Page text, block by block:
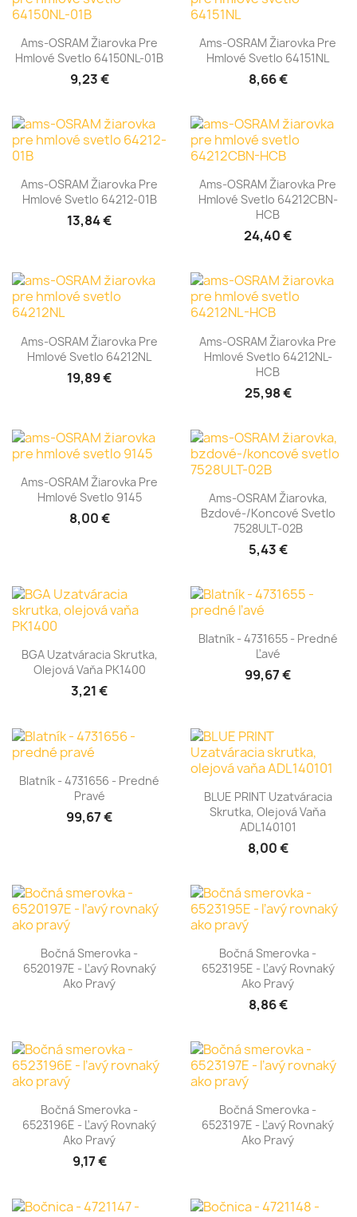
Ams-OSRAM Žiarovka Pre
Hmlové Svetlo 64150NL-01B
9,23 €
Ams-OSRAM Žiarovka Pre
Hmlové Svetlo 64151NL
8,66 €
Ams-OSRAM Žiarovka Pre
Hmlové Svetlo 64212-01B
13,84 €
Ams-OSRAM Žiarovka Pre
Hmlové Svetlo 64212CBN-
HCB
24,40 €
Ams-OSRAM Žiarovka Pre
Hmlové Svetlo 64212NL
19,89 €
Ams-OSRAM Žiarovka Pre
Hmlové Svetlo 64212NL-
HCB
25,98 €
Ams-OSRAM Žiarovka Pre
Hmlové Svetlo 9145
8,00 €
Ams-OSRAM Žiarovka,
Bzdové-/koncové Svetlo
7528ULT-02B
5,43 €
BGA Uzatváracia Skrutka,
Olejová Vaňa PK1400
3,21 €
Blatník - 4731655 - Predné
Ľavé
99,67 €
Blatník - 4731656 - Predné
Pravé
99,67 €
BLUE PRINT Uzatváracia
Skrutka, Olejová Vaňa
ADL140101
8,00 €
Bočná Smerovka -
6520197E - Ľavý Rovnaký
Ako Pravý
Bočná Smerovka -
6523195E - Ľavý Rovnaký
Ako Pravý
8,86 €
Bočná Smerovka -
6523196E - Ľavý Rovnaký
Ako Pravý
9,17 €
Bočná Smerovka -
6523197E - Ľavý Rovnaký
Ako Pravý